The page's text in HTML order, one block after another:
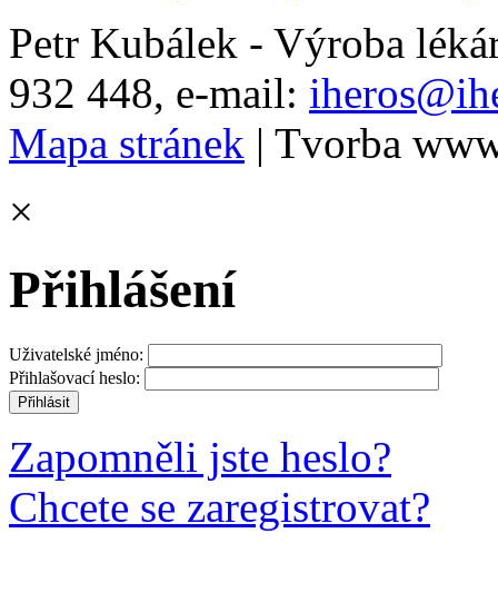
Petr Kubálek - Výroba
932 448, e-mail:
Mapa stránek | Tvorba
×
Přihlášení
Uživatelské jméno:
Přihlašovací heslo:
Zapomněli jste heslo?
Chcete se zaregistrovat?